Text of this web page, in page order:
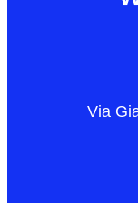
Via